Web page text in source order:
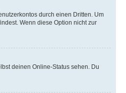
durch einen Dritten. Um
Wenn diese Option nicht zur
deinen Online-Status sehen. Du